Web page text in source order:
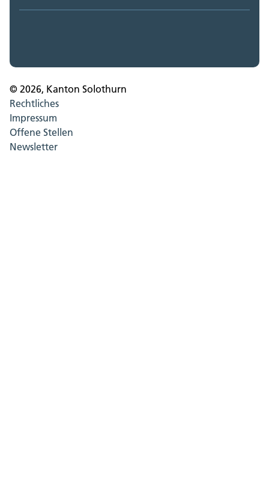
© 2026, Kanton Solothurn
Rechtliches
Impressum
Offene Stellen
Newsletter